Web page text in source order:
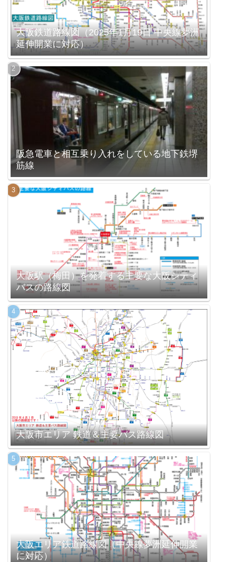
大阪鉄道路線図（2025年1月19日 中央線夢洲
延伸開業に対応）
阪急電車と相互乗り入れをしている地下鉄堺
筋線
大阪駅（梅田）を発着する主要な大阪シティ
バスの路線図
大阪市エリア 鉄道＆主要バス路線図
大阪エリア鉄道路線図（中央線夢洲延伸開業
に対応）